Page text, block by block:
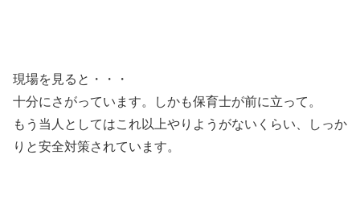
現場を見ると・・・
十分にさがっています。しかも保育士が前に立って。
もう当人としてはこれ以上やりようがないくらい、しっか
りと安全対策されています。